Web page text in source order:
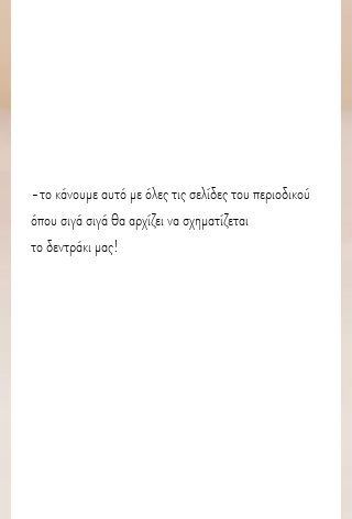
-το κάνουμε αυτό με όλες τις σελίδες του περιοδικού
όπου σιγά σιγά θα αρχίζει να σχηματίζεται
το δεντράκι μας!